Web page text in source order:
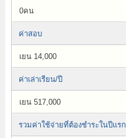
0คน
ค่าสอบ
เยน 14,000
ค่าเล่าเรียน/ปี
เยน 517,000
รวมค่าใช้จ่ายที่ต้องชำระในปีแรก